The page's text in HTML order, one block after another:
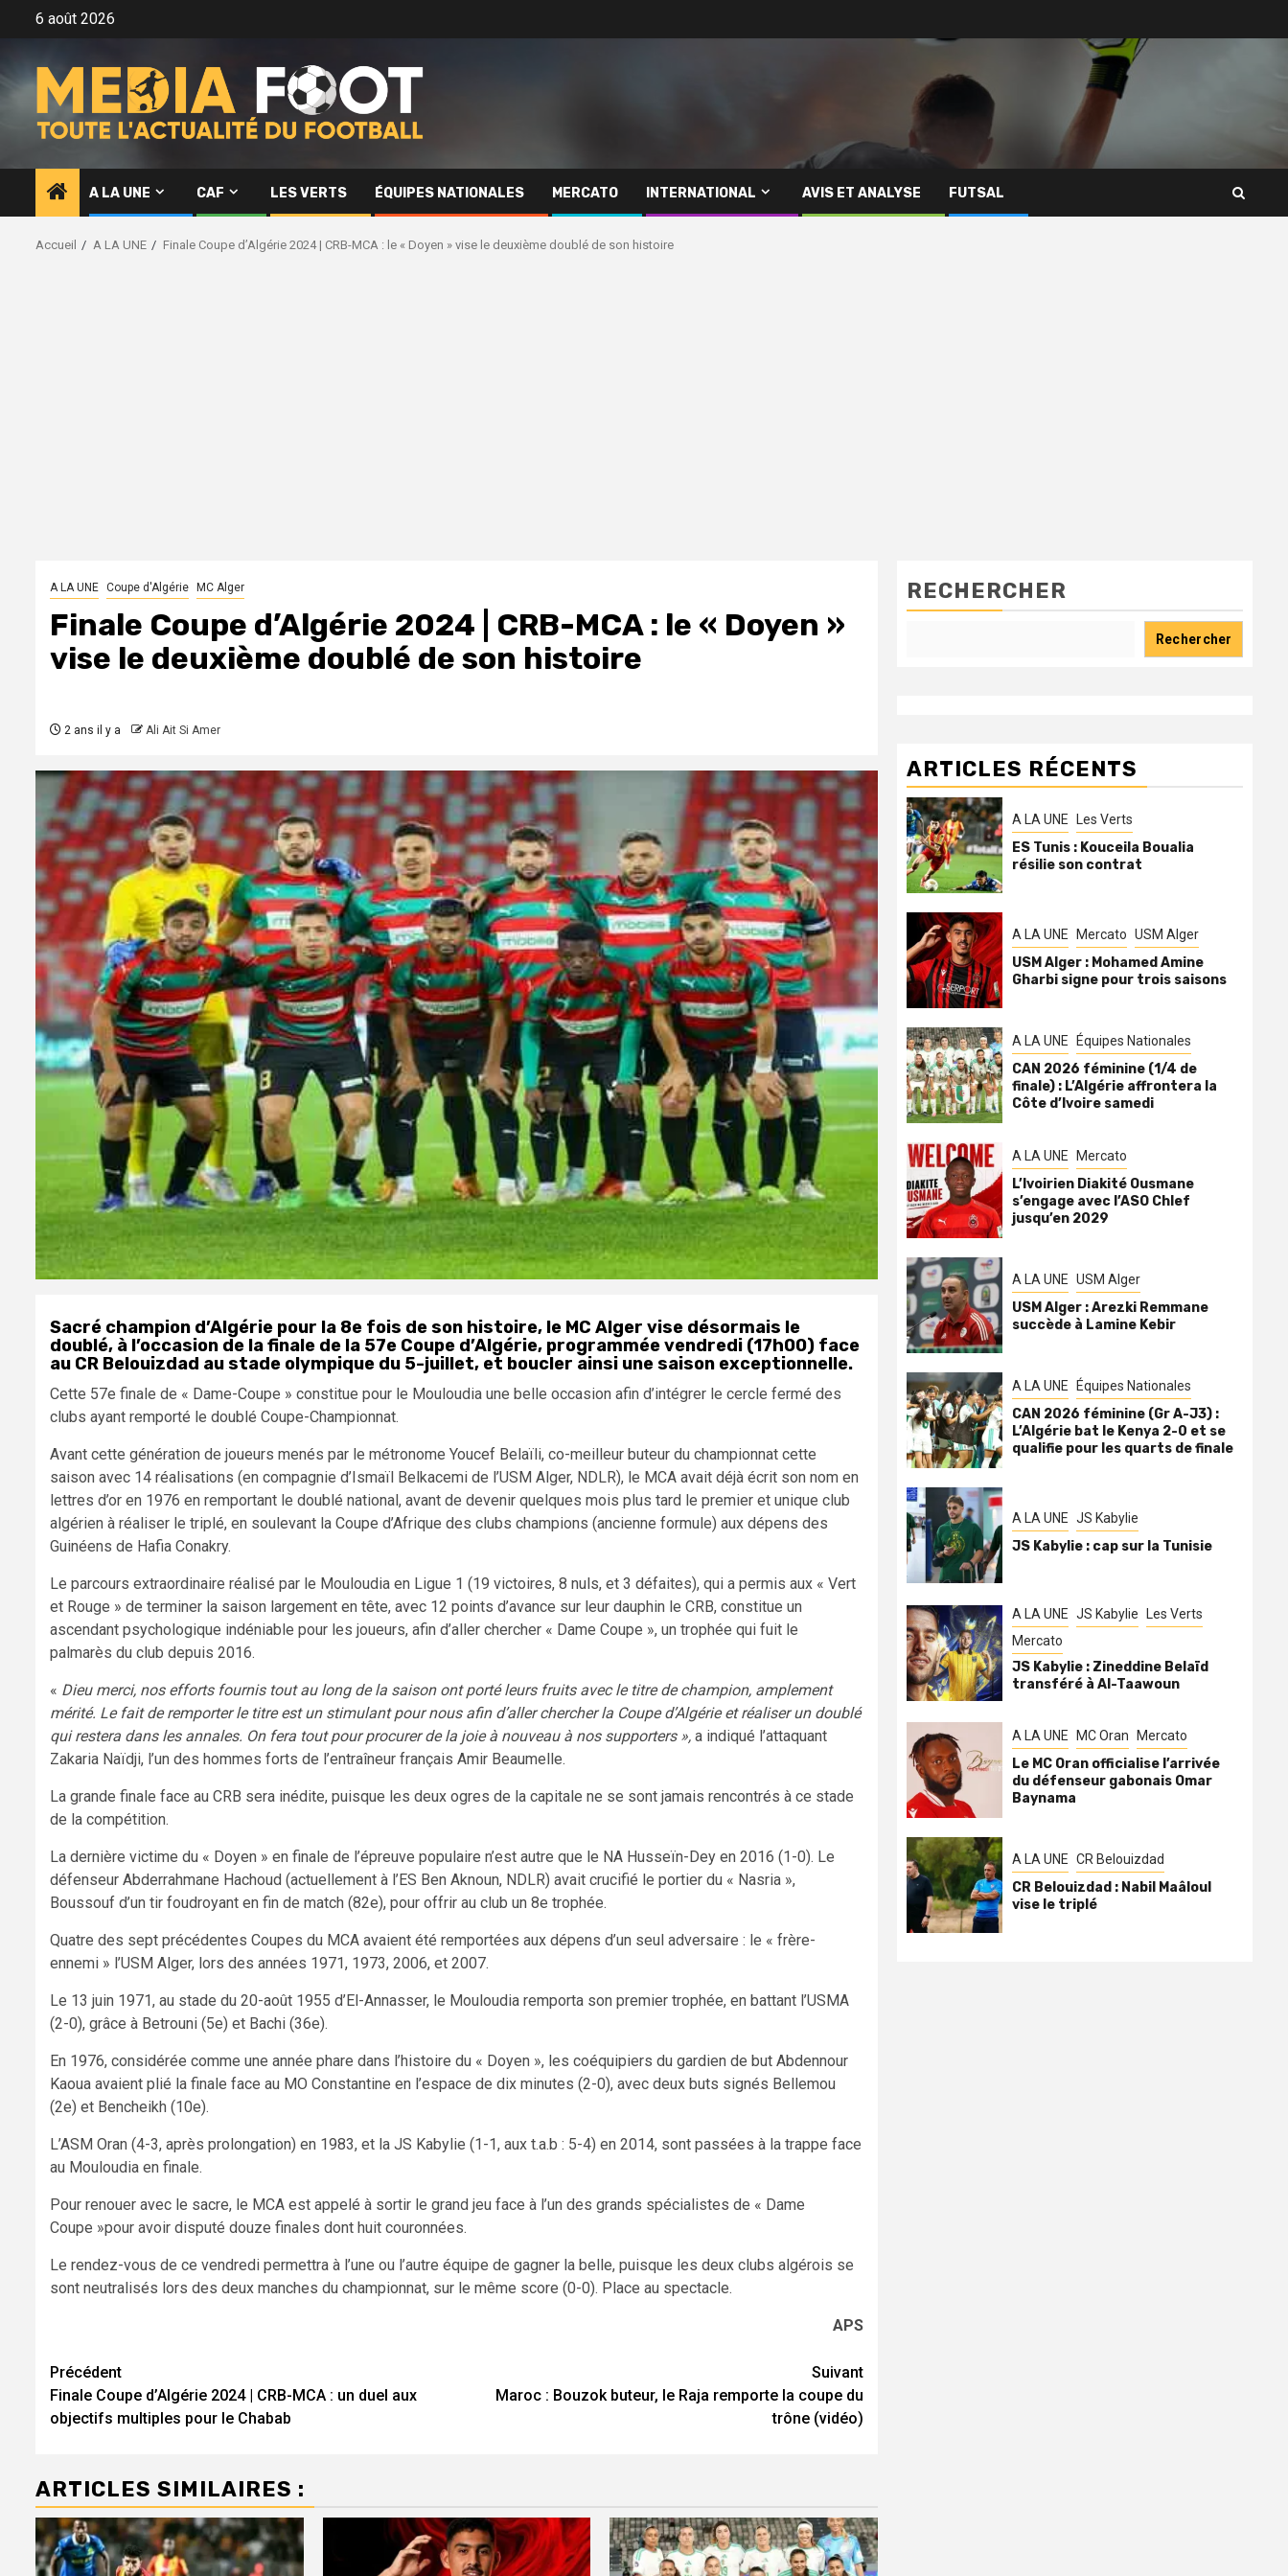
6 août 2026
A LA UNE CAF LES VERTS ÉQUIPES NATIONALES MERCATO INTERNATIONAL AVIS ET ANALYSE FUTSAL
Accueil A LA UNE Finale Coupe d’Algérie 2024 | CRB-MCA : le « Doyen » vise le deuxième doublé de son histoire
A LA UNE Coupe d'Algérie MC Alger
Finale Coupe d’Algérie 2024 | CRB-MCA : le « Doyen »
vise le deuxième doublé de son histoire
2 ans il y a Ali Ait Si Amer
Sacré champion d’Algérie pour la 8e fois de son histoire, le MC Alger vise désormais le
doublé, à l’occasion de la finale de la 57e Coupe d’Algérie, programmée vendredi (17h00) face
au CR Belouizdad au stade olympique du 5-juillet, et boucler ainsi une saison exceptionnelle.
Cette 57e finale de « Dame-Coupe » constitue pour le Mouloudia une belle occasion afin d’intégrer le cercle fermé des
clubs ayant remporté le doublé Coupe-Championnat.
Avant cette génération de joueurs menés par le métronome Youcef Belaïli, co-meilleur buteur du championnat cette
saison avec 14 réalisations (en compagnie d’Ismaïl Belkacemi de l’USM Alger, NDLR), le MCA avait déjà écrit son nom en
lettres d’or en 1976 en remportant le doublé national, avant de devenir quelques mois plus tard le premier et unique club
algérien à réaliser le triplé, en soulevant la Coupe d’Afrique des clubs champions (ancienne formule) aux dépens des
Guinéens de Hafia Conakry.
Le parcours extraordinaire réalisé par le Mouloudia en Ligue 1 (19 victoires, 8 nuls, et 3 défaites), qui a permis aux « Vert
et Rouge » de terminer la saison largement en tête, avec 12 points d’avance sur leur dauphin le CRB, constitue un
ascendant psychologique indéniable pour les joueurs, afin d’aller chercher « Dame Coupe », un trophée qui fuit le
palmarès du club depuis 2016.
« Dieu merci, nos efforts fournis tout au long de la saison ont porté leurs fruits avec le titre de champion, amplement
mérité. Le fait de remporter le titre est un stimulant pour nous afin d’aller chercher la Coupe d’Algérie et réaliser un doublé
qui restera dans les annales. On fera tout pour procurer de la joie à nouveau à nos supporters », a indiqué l’attaquant
Zakaria Naïdji, l’un des hommes forts de l’entraîneur français Amir Beaumelle.
La grande finale face au CRB sera inédite, puisque les deux ogres de la capitale ne se sont jamais rencontrés à ce stade
de la compétition.
La dernière victime du « Doyen » en finale de l’épreuve populaire n’est autre que le NA Husseïn-Dey en 2016 (1-0). Le
défenseur Abderrahmane Hachoud (actuellement à l’ES Ben Aknoun, NDLR) avait crucifié le portier du « Nasria »,
Boussouf d’un tir foudroyant en fin de match (82e), pour offrir au club un 8e trophée.
Quatre des sept précédentes Coupes du MCA avaient été remportées aux dépens d’un seul adversaire : le « frère-
ennemi » l’USM Alger, lors des années 1971, 1973, 2006, et 2007.
Le 13 juin 1971, au stade du 20-août 1955 d’El-Annasser, le Mouloudia remporta son premier trophée, en battant l’USMA
(2-0), grâce à Betrouni (5e) et Bachi (36e).
En 1976, considérée comme une année phare dans l’histoire du « Doyen », les coéquipiers du gardien de but Abdennour
Kaoua avaient plié la finale face au MO Constantine en l’espace de dix minutes (2-0), avec deux buts signés Bellemou
(2e) et Bencheikh (10e).
L’ASM Oran (4-3, après prolongation) en 1983, et la JS Kabylie (1-1, aux t.a.b : 5-4) en 2014, sont passées à la trappe face
au Mouloudia en finale.
Pour renouer avec le sacre, le MCA est appelé à sortir le grand jeu face à l’un des grands spécialistes de « Dame
Coupe »pour avoir disputé douze finales dont huit couronnées.
Le rendez-vous de ce vendredi permettra à l’une ou l’autre équipe de gagner la belle, puisque les deux clubs algérois se
sont neutralisés lors des deux manches du championnat, sur le même score (0-0). Place au spectacle.
APS
Navigation
d’article
Précédent
Finale Coupe d’Algérie 2024 | CRB-MCA : un duel aux
objectifs multiples pour le Chabab
Suivant
Maroc : Bouzok buteur, le Raja remporte la coupe du
trône (vidéo)
ARTICLES SIMILAIRES :
RECHERCHER
Rechercher
ARTICLES RÉCENTS
A LA UNE Les Verts
ES Tunis : Kouceila Boualia
résilie son contrat
A LA UNE Mercato USM Alger
USM Alger : Mohamed Amine
Gharbi signe pour trois saisons
A LA UNE Équipes Nationales
CAN 2026 féminine (1/4 de
finale) : L’Algérie affrontera la
Côte d’Ivoire samedi
A LA UNE Mercato
L’Ivoirien Diakité Ousmane
s’engage avec l’ASO Chlef
jusqu’en 2029
A LA UNE USM Alger
USM Alger : Arezki Remmane
succède à Lamine Kebir
A LA UNE Équipes Nationales
CAN 2026 féminine (Gr A-J3) :
L’Algérie bat le Kenya 2-0 et se
qualifie pour les quarts de finale
A LA UNE JS Kabylie
JS Kabylie : cap sur la Tunisie
A LA UNE JS Kabylie
Les Verts
Mercato
JS Kabylie : Zineddine Belaïd
transféré à Al-Taawoun
A LA UNE MC Oran Mercato
Le MC Oran officialise l’arrivée
du défenseur gabonais Omar
Baynama
A LA UNE CR Belouizdad
CR Belouizdad : Nabil Maâloul
vise le triplé